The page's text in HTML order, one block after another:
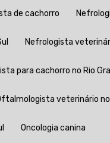
de cachorro
Nefrologista
para cachorro no Rio
Oftalmologista veterinário no
Oncologia canina